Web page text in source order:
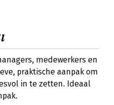
medewerkers en
praktische aanpak om
in te zetten. Ideaal